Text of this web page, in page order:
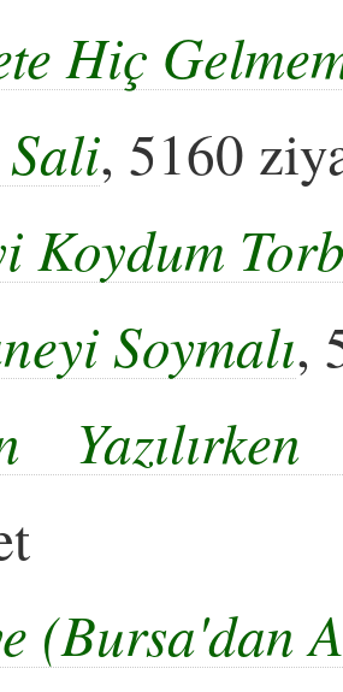
Hiç
, 5160
Koydum
Soymalı,
(Bursa'dan